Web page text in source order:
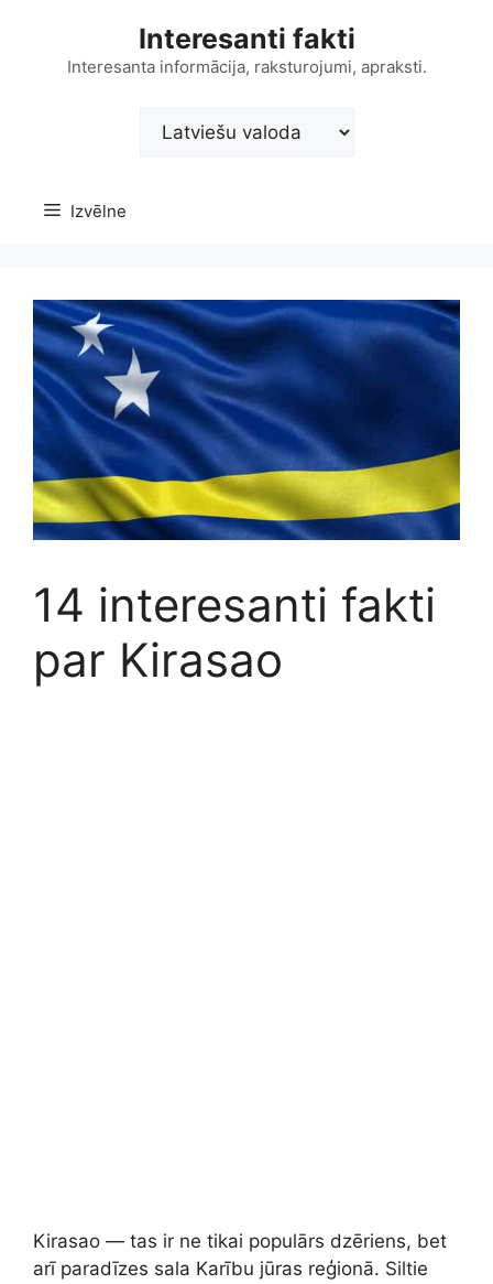
Interesanti fakti
Interesanta informācija, raksturojumi, apraksti.
Choose
Izvēlne
14 interesanti fakti
par Kirasao
Kirasao — tas ir ne tikai populārs dzēriens, bet
arī paradīzes sala Karību jūras reģionā. Siltie